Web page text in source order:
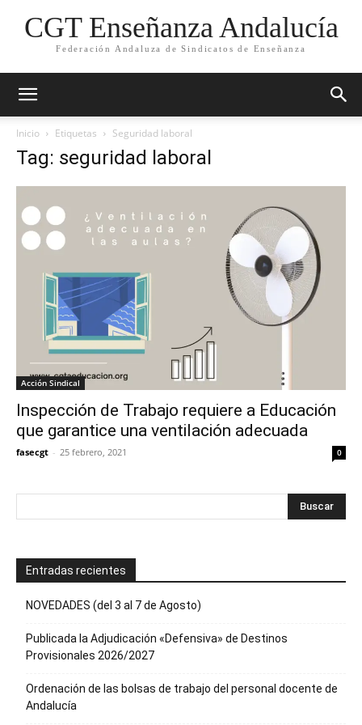
CGT Enseñanza Andalucía
Federación Andaluza de Sindicatos de Enseñanza
Inicio Etiquetas Seguridad laboral
Tag: seguridad laboral
Acción Sindical
Inspección de Trabajo requiere a Educación
que garantice una ventilación adecuada
fasecgt - 25 febrero, 2021 0
Entradas recientes
NOVEDADES (del 3 al 7 de Agosto)
Publicada la Adjudicación «Defensiva» de Destinos
Provisionales 2026/2027
Ordenación de las bolsas de trabajo del personal docente de
Andalucía